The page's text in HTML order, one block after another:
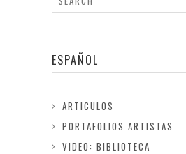
ESPAÑOL
ARTICULOS
PORTAFOLIOS ARTISTAS
VIDEO: BIBLIOTECA